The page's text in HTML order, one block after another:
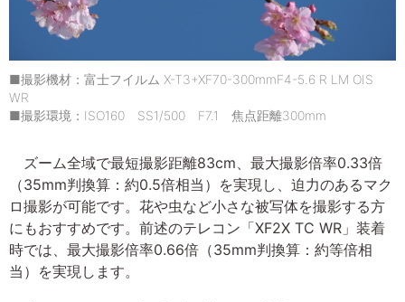
■撮影機材：富士フイルム X-T3+XF70-300mmF4-5.6 R LM OIS
WR
■撮影環境：ISO160 SS1/500 F7.1 焦点距離300mm
ズーム全域で最短撮影距離83cm、最大撮影倍率0.33倍
（35mm判換算：約0.5倍相当）を実現し、迫力のあるマク
ロ撮影が可能です。花や虫など小さな被写体を撮影する方
にもおすすめです。前述のテレコン「XF2X TC WR」装着
時では、最大撮影倍率0.66倍（35mm判換算：約等倍相
当）を実現します。